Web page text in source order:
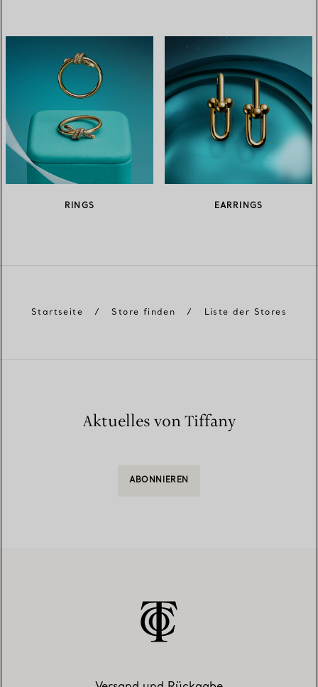
RINGS EARRINGS
Startseite / Store finden / Liste der Stores
Aktuelles von Tiffany
ABONNIEREN